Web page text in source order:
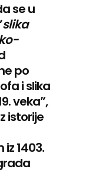
se u
slika
po
i slika
veka”,
istorije
1403.